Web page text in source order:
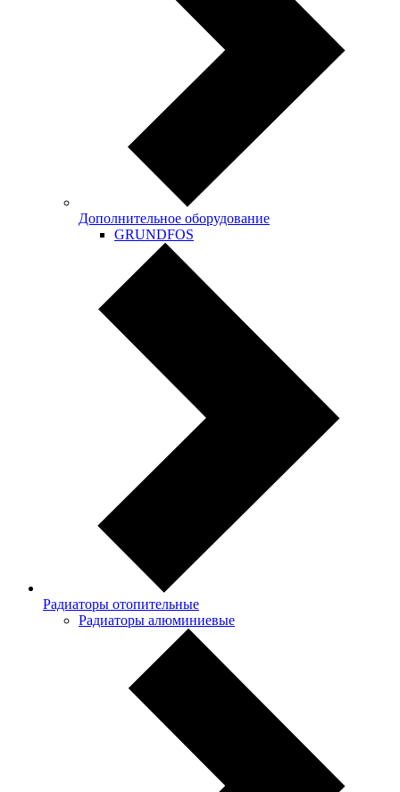
Дополнительное оборудование
GRUNDFOS
Радиаторы отопительные
Радиаторы алюминиевые